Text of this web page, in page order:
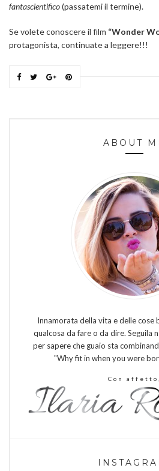
fantascientifico(passatemi il termine).
Se volete conoscere il film “Wonder
protagonista, continuate a leggere!!!
ABOUT
Innamorata della vita e delle cose
qualcosa da fare o da dire. Seguila
per sapere che guaio sta
"Why fit in when you were
Con affetto,